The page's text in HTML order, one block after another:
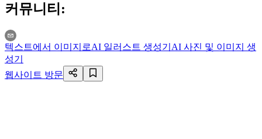
커뮤니티 :
텍스트에서 이미지로AI 일러스트 생성기 AI 사진 및 이미지 생
성기
웹사이트 방문